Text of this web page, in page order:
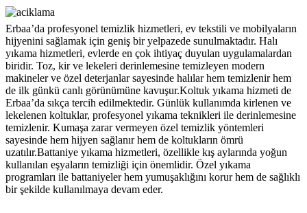
Erbaa’da profesyonel temizlik hizmetleri, ev tekstili ve mobilyaların
hijyenini sağlamak için geniş bir yelpazede sunulmaktadır. Halı
yıkama hizmetleri, evlerde en çok ihtiyaç duyulan uygulamalardan
biridir. Toz, kir ve lekeleri derinlemesine temizleyen modern
makineler ve özel deterjanlar sayesinde halılar hem temizlenir hem
de ilk günkü canlı görünümüne kavuşur.Koltuk yıkama hizmeti de
Erbaa’da sıkça tercih edilmektedir. Günlük kullanımda kirlenen ve
lekelenen koltuklar, profesyonel yıkama teknikleri ile derinlemesine
temizlenir. Kumaşa zarar vermeyen özel temizlik yöntemleri
sayesinde hem hijyen sağlanır hem de koltukların ömrü
uzatılır.Battaniye yıkama hizmetleri, özellikle kış aylarında yoğun
kullanılan eşyaların temizliği için önemlidir. Özel yıkama
programları ile battaniyeler hem yumuşaklığını korur hem de sağlıklı
bir şekilde kullanılmaya devam eder.